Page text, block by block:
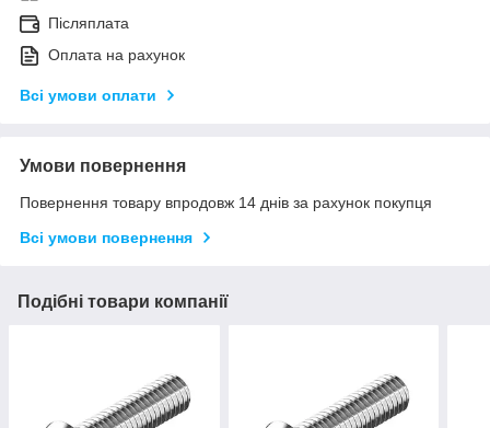
Післяплата
Оплата на рахунок
Всі умови оплати
Умови повернення
Повернення товару впродовж 14 днів за рахунок покупця
Всі умови повернення
Подібні товари компанії